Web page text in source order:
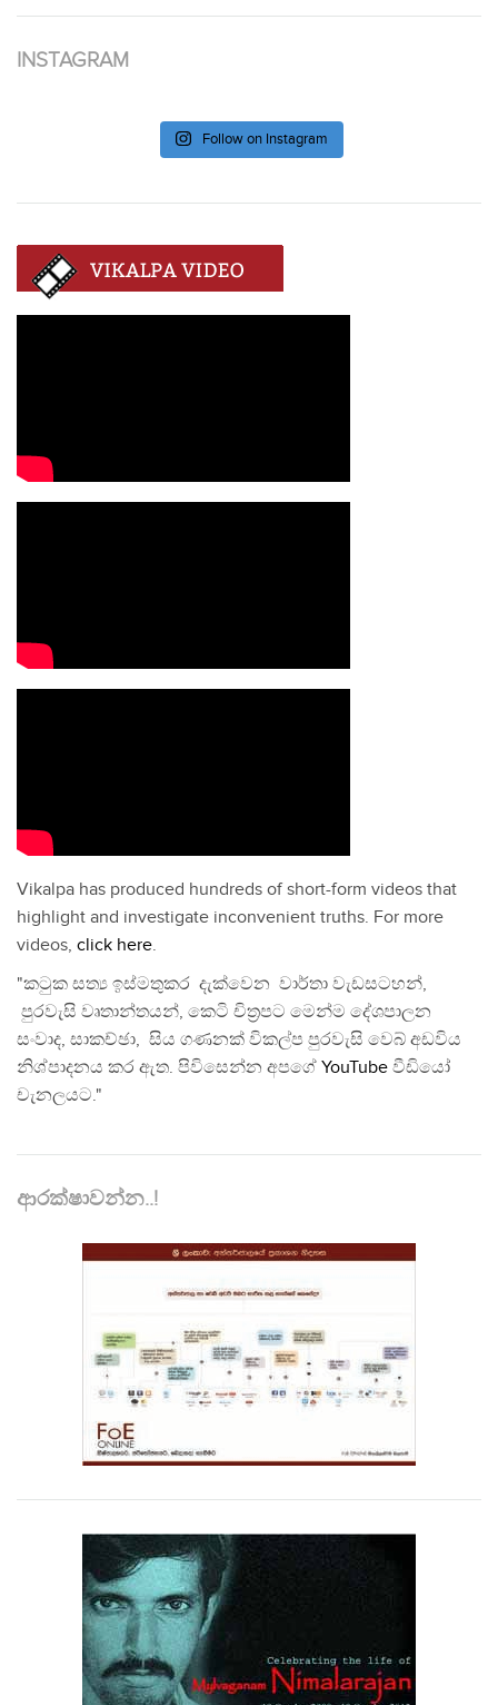
INSTAGRAM
Follow on Instagram
Vikalpa has produced hundreds of short-form videos that
highlight and investigate inconvenient truths. For more
videos, click here.
"කටුක සත්‍ය ඉස්මතුකර දැක්වෙන වාර්තා වැඩසටහන්,
පුරවැසි වෘතාන්තයන්, කෙටි චිත්‍රපට මෙන්ම දේශපාලන
සංවාද, සාකච්ඡා, සිය ගණනක් විකල්ප පුරවැසි වෙබ් අඩවිය
නිශ්පාදනය කර ඇත. පිවිසෙන්න අපගේ YouTube වීඩියෝ
චැනලයට."
ආරක්ෂාවන්න..!